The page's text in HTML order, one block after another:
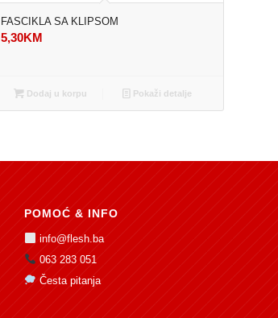
FASCIKLA SA KLIPSOM
5,30KM
Dodaj u korpu Pokaži detalje
POMOĆ & INFO
info@flesh.ba
063 283 051
Česta pitanja